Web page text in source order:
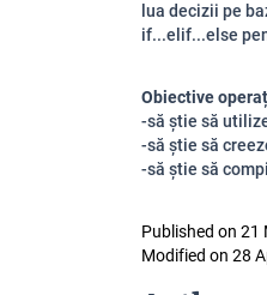
lua decizii pe
if...elif...else
Obiective
-să știe să
-să știe să
-să știe să
Published on 21
Modified on 28